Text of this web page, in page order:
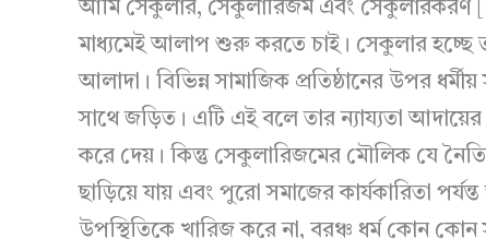
আমি সেকুলার, সেকুলারিজম এবং সেকুলারকরণ
মাধ্যমেই আলাপ শুরু করতে চাই। সেকুলার হচ্ছে
আলাদা। বিভিন্ন সামাজিক প্রতিষ্ঠানের উপর
সাথে জড়িত। এটি এই বলে তার ন্যায্যতা আদায়ের
করে দেয়। কিন্তু সেকুলারিজমের মৌলিক যে
ছাড়িয়ে যায় এবং পুরো সমাজের কার্যকারিতা
উপস্থিতিকে খারিজ করে না, বরঞ্চ ধর্ম কোন কোন